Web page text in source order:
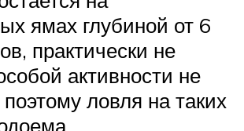
ямах глубиной от 6
практически не
активности не
ловля на таких